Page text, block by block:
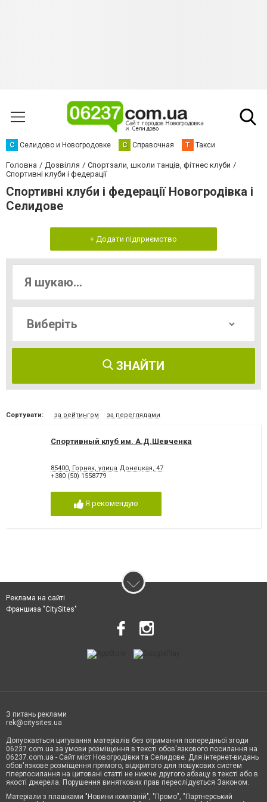
С Селидово и Новогродовке С Справочная Т Такси
Головна Дозвілля
Спортзали, школи танців, фітнес клуби
Спортивні клуби і федерації
Спортивні клуби і федерації Новогродівка і
Селидове
+ Додати підприємство
ЗНАЙТИ
Сортувати: за рейтингом за переглядами
Спортивный клуб им. А.Д.Шевченка
85400, Горняк, улица Донецкая, 47
+380 (50) 1558779
Я рекомендую
Реклама на сайті
Франшиза "CitySites"
З питань реклами
rek@citysites.ua
Допускається цитування матеріалів без отримання попередньої згоди
06237.com.ua за умови розміщення в тексті обов'язкового посилання на
06237.com.ua - Сайт міст Новогродівки та Селидове. Для інтернет-видань
обов'язкове розміщення прямого, відкритого для пошукових систем
гіперпосилання на цитовані статті не нижче другого абзацу в тексті або в
якості джерела. Порушення виняткових прав переслідується Законом.
Матеріали з плашками "Новини компаній", "Промо", "Партнерський